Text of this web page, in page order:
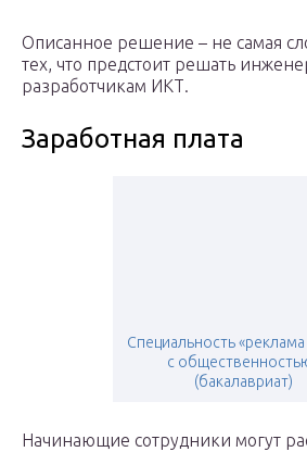
Описанное решение – не самая
тех, что предстоит решать
разработчикам ИКТ.
Заработная плата
Специальность «реклама
с
(бакалавриат)
Начинающие сотрудники могут